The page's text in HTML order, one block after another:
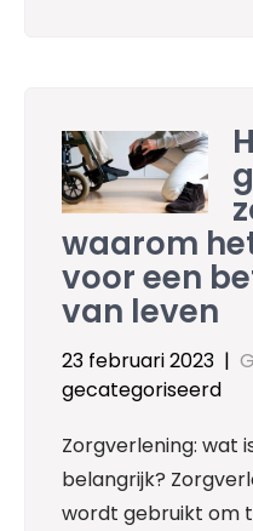
waarom
voor een
van leven
23 februari 2023 |
gecategoriseerd
Zorgverlening: wat
belangrijk?
wordt gebruikt om